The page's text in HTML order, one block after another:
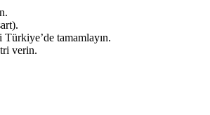
tamamlayın.
verin.